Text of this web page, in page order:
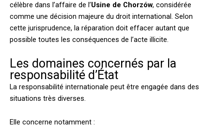
célèbre dans l’affaire de l’Usine de Chorzów, considérée
comme une décision majeure du droit international. Selon
cette jurisprudence, la réparation doit effacer autant que
possible toutes les conséquences de l’acte illicite.
Les domaines concernés par la
responsabilité d’État
La responsabilité internationale peut être engagée dans des
situations très diverses.
Elle concerne notamment :